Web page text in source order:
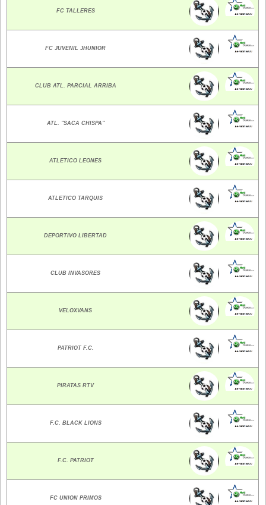
FC TALLERES
FC JUVENIL JHUNIOR
CLUB ATL. PARCIAL ARRIBA
ATL. "SACA CHISPA"
ATLETICO LEONES
ATLETICO TARQUIS
DEPORTIVO LIBERTAD
CLUB INVASORES
VELOXVANS
PATRIOT F.C.
PIRATAS RTV
F.C. BLACK LIONS
F.C. PATRIOT
FC UNION PRIMOS